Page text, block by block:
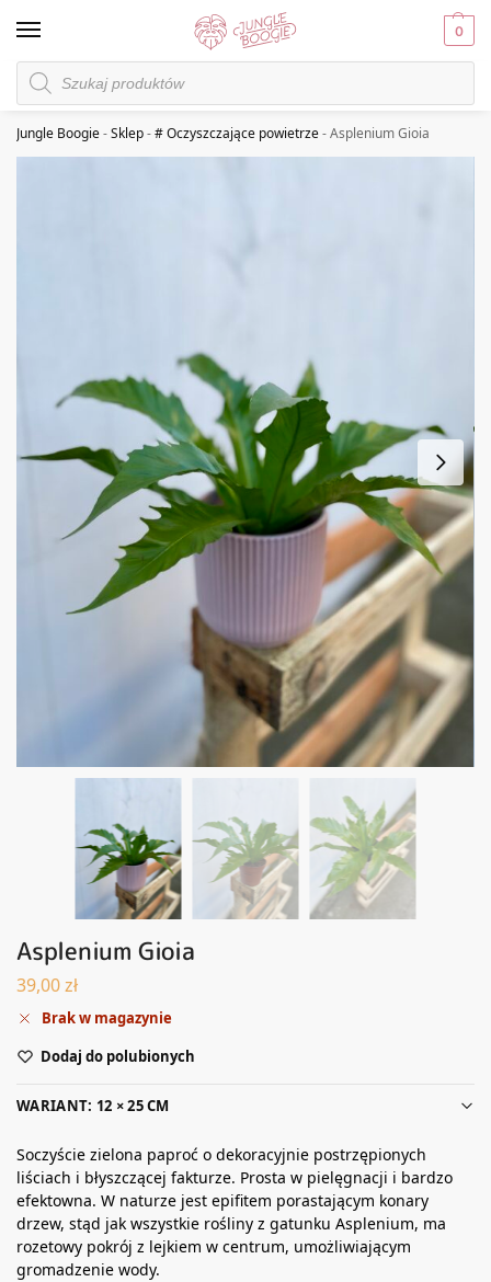
0
Jungle Boogie-Sklep-# Oczyszczające powietrze-Asplenium Gioia
Asplenium Gioia
39,00zł
Brak w magazynie
Dodaj do polubionych
WARIANT: 12 × 25 CM
Soczyście zielona paproć o dekoracyjnie postrzępionych
liściach i błyszczącej fakturze. Prosta w pielęgnacji i bardzo
efektowna. W naturze jest epifitem porastającym konary
drzew, stąd jak wszystkie rośliny z gatunku Asplenium, ma
rozetowy pokrój z lejkiem w centrum, umożliwiającym
gromadzenie wody.